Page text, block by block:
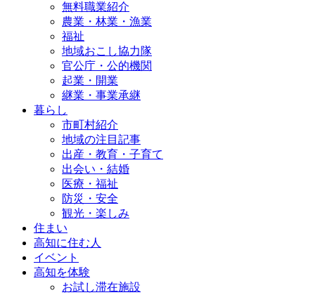
無料職業紹介
農業・林業・漁業
福祉
地域おこし協力隊
官公庁・公的機関
起業・開業
継業・事業承継
暮らし
市町村紹介
地域の注目記事
出産・教育・子育て
出会い・結婚
医療・福祉
防災・安全
観光・楽しみ
住まい
高知に住む人
イベント
高知を体験
お試し滞在施設